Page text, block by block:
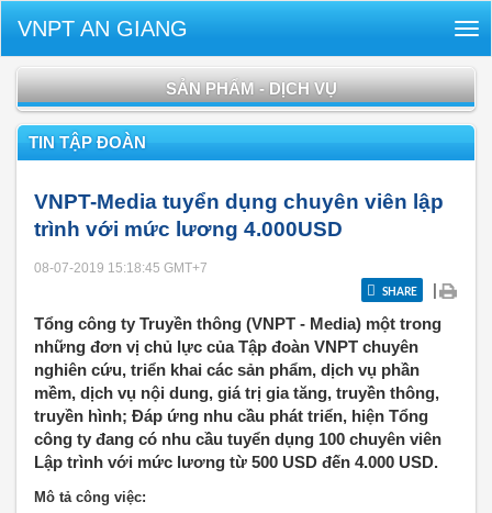
VNPT AN GIANG
SẢN PHẨM - DỊCH VỤ
TIN TẬP ĐOÀN
VNPT-Media tuyển dụng chuyên viên lập
trình với mức lương 4.000USD
08-07-2019 15:18:45 GMT+7
SHARE
|
Tổng công ty Truyền thông (VNPT - Media) một trong
những đơn vị chủ lực của Tập đoàn VNPT chuyên
nghiên cứu, triển khai các sản phẩm, dịch vụ phần
mềm, dịch vụ nội dung, giá trị gia tăng, truyền thông,
truyền hình; Đáp ứng nhu cầu phát triển, hiện Tổng
công ty đang có nhu cầu tuyển dụng 100 chuyên viên
Lập trình với mức lương từ 500 USD đến 4.000 USD.
Mô tả công việc: